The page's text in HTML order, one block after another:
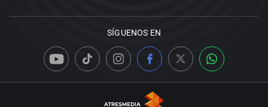
SÍGUENOS EN